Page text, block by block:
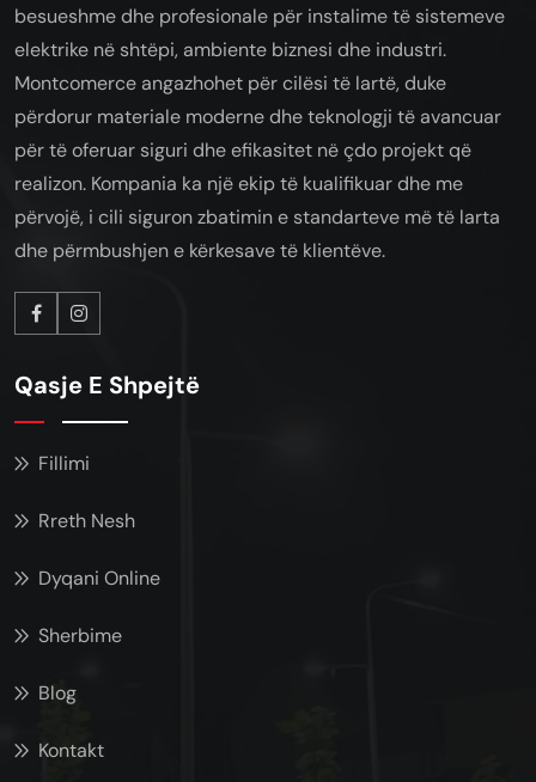
besueshme dhe profesionale për instalime të sistemeve
elektrike në shtëpi, ambiente biznesi dhe industri.
Montcomerce angazhohet për cilësi të lartë, duke
përdorur materiale moderne dhe teknologji të avancuar
për të oferuar siguri dhe efikasitet në çdo projekt që
realizon. Kompania ka një ekip të kualifikuar dhe me
përvojë, i cili siguron zbatimin e standarteve më të larta
dhe përmbushjen e kërkesave të klientëve.
Qasje E Shpejtë
Fillimi
Rreth Nesh
Dyqani Online
Sherbime
Blog
Kontakt